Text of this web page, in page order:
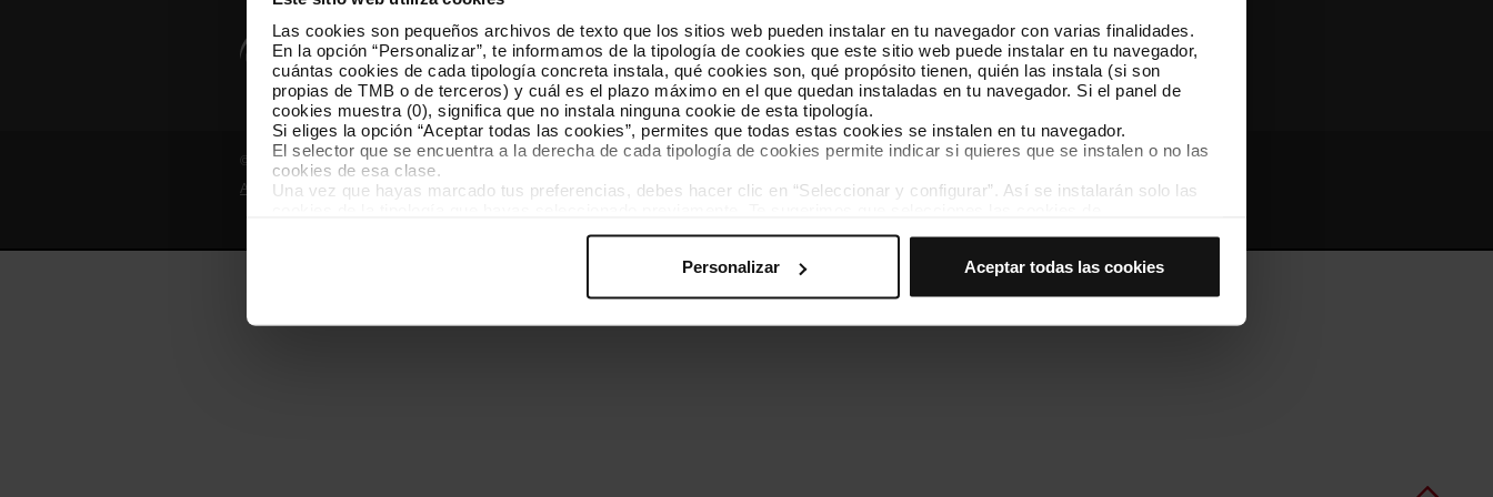
Las cookies son pequeños archivos de texto que los sitios web pueden instalar en tu navegador con varias finalidades.
En la opción “Personalizar”, te informamos de la tipología de cookies que este sitio web puede instalar en tu navegador,
cuántas cookies de cada tipología concreta instala, qué cookies son, qué propósito tienen, quién las instala (si son
propias de TMB o de terceros) y cuál es el plazo máximo en el que quedan instaladas en tu navegador. Si el panel de
cookies muestra (0), significa que no instala ninguna cookie de esta tipología.
Si eliges la opción “Aceptar todas las cookies”, permites que todas estas cookies se instalen en tu navegador.
El selector que se encuentra a la derecha de cada tipología de cookies permite indicar si quieres que se instalen o no las
cookies de esa clase.
Una vez que hayas marcado tus preferencias, debes hacer clic en “Seleccionar y configurar”. Así se instalarán solo las
personalización, porque permiten recordar tus opciones de navegación (como el idioma) y mejoran tu experiencia de
Las cookies necesarias son imprescindibles para el funcionamiento de la web y, por tanto, si no las aceptas, no puedes
“Gestor de cookies”, que encontrarás en el menú de la parte inferior de la web.
Personalizar Aceptar todas las cookies
Conócenos Contacta Otras webs de TMB
© Grupo TMB - Todos los derechos reservados
Aviso legal
Política de privacidad Política de cookies Gestor de cookies Accesibilidad Mapa web Webs de interés Intranet